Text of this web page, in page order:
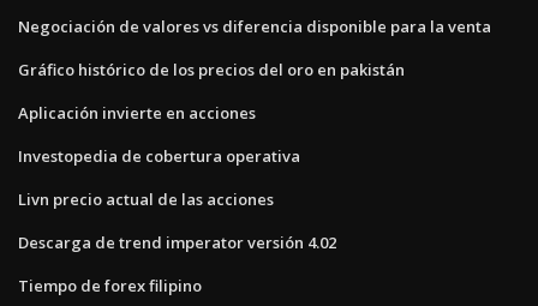
Negociación de valores vs diferencia disponible para la venta
Gráfico histórico de los precios del oro en pakistán
Aplicación invierte en acciones
Investopedia de cobertura operativa
Livn precio actual de las acciones
Descarga de trend imperator versión 4.02
Tiempo de forex filipino